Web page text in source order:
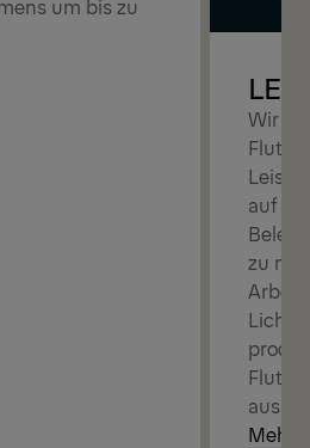
um bis zu
Wir
auf
zu
aus
Mehr